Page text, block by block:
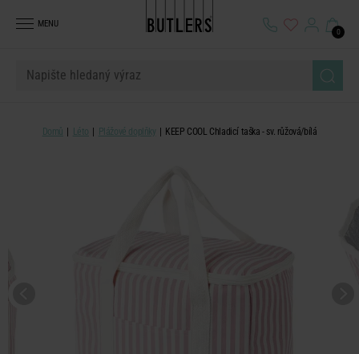
MENU
0
Domů Léto Plážové doplňky KEEP COOL Chladicí taška - sv. růžová/bílá